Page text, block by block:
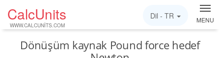
CalcUnits
WWW.CALCUNITS.COM
MENU
Dil - TR
Dönüşüm kaynak Pound force hedef